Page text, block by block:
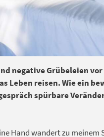
negative Grübeleien
Leben reisen. Wie ein
spürbare
Hand wandert zu